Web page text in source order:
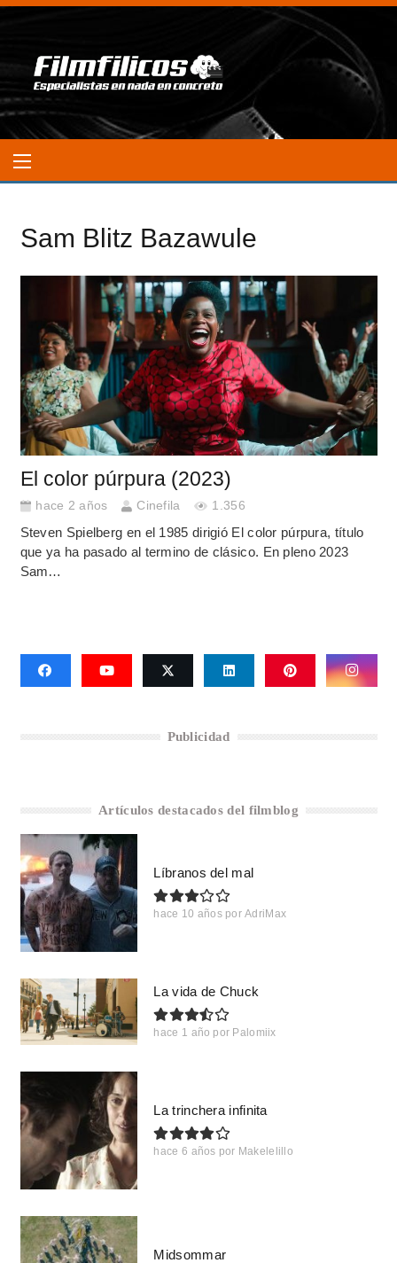
Sam Blitz Bazawule
El color púrpura (2023)
hace 2 años Cinefila 1.356
Steven Spielberg en el 1985 dirigió El color púrpura, título
que ya ha pasado al termino de clásico. En pleno 2023
Sam…
Publicidad
Artículos destacados del filmblog
Líbranos del mal
hace 10 años por AdriMax
La vida de Chuck
hace 1 año por Palomiix
La trinchera infinita
hace 6 años por Makelelillo
Midsommar